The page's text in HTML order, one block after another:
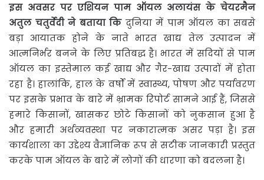
इस अवसर पर एशियन पाम ऑयल अलायंस के चेयरमैन
अतुल चतुर्वेदी ने बताया किदुनिया में पाम ऑयल का सबसे
बड़ा आयातक होने के नाते भारत खाद्य तेल उत्पादन में
आत्मनिर्भर बनने के लिए प्रतिबद्ध है। भारत में सदियों से पाम
ऑयल का इस्तेमाल कई खाद्य और गैर-खाद्य उत्पादों में होता
रहा है। हालांकि, हाल के वर्षों में स्वास्थ्य, पोषण और पर्यावरण
पर इसके प्रभाव के बारे में भ्रामक रिपोर्ट सामने आई हैं, जिससे
हमारे किसानों, खासकर छोटे किसानों को नुकसान हुआ है
और हमारी अर्थव्यवस्था पर नकारात्मक असर पड़ा है। इस
कार्यशाला का उद्देश्य वैज्ञानिक रूप से सटीक जानकारी प्रस्तुत
करके पाम ऑयल के बारे में लोगों की धारणा को बदलना है।